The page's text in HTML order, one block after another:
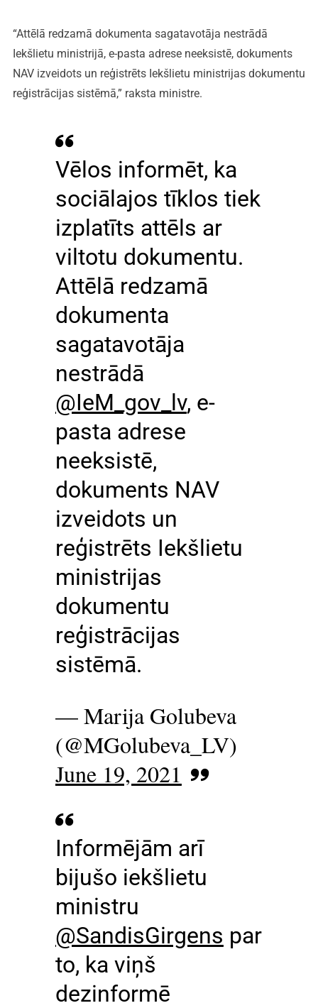
“Attēlā redzamā dokumenta sagatavotāja nestrādā
Iekšlietu ministrijā, e-pasta adrese neeksistē, dokuments
NAV izveidots un reģistrēts Iekšlietu ministrijas dokumentu
reģistrācijas sistēmā,” raksta ministre.
Vēlos informēt, ka
sociālajos tīklos tiek
izplatīts attēls ar
viltotu dokumentu.
Attēlā redzamā
dokumenta
sagatavotāja
nestrādā
@IeM_gov_lv, e-
pasta adrese
neeksistē,
dokuments NAV
izveidots un
reģistrēts Iekšlietu
ministrijas
dokumentu
reģistrācijas
sistēmā.
— Marija Golubeva
(@MGolubeva_LV)
June 19, 2021
Informējām arī
bijušo iekšlietu
ministru
@SandisGirgens par
to, ka viņš
dezinformē